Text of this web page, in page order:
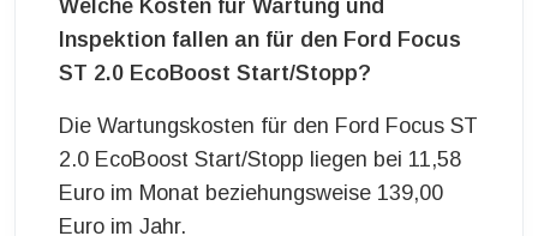
Welche Kosten für Wartung und
Inspektion fallen an für den Ford Focus
ST 2.0 EcoBoost Start/Stopp?
Die Wartungskosten für den Ford Focus ST
2.0 EcoBoost Start/Stopp liegen bei 11,58
Euro im Monat beziehungsweise 139,00
Euro im Jahr.